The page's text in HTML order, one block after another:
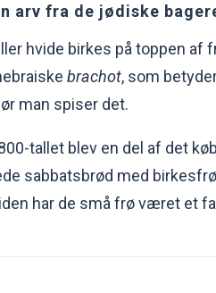
arv fra de jødiske
hvide birkes på toppen
brachot, som
man spiser det.
tallet blev en del af det
sabbatsbrød med
har de små frø været et